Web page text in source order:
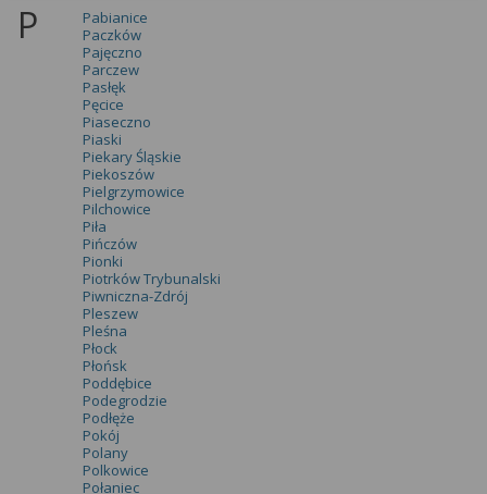
P
Pabianice
Paczków
Pajęczno
Parczew
Pasłęk
Pęcice
Piaseczno
Piaski
Piekary Śląskie
Piekoszów
Pielgrzymowice
Pilchowice
Piła
Pińczów
Pionki
Piotrków Trybunalski
Piwniczna-Zdrój
Pleszew
Pleśna
Płock
Płońsk
Poddębice
Podegrodzie
Podłęże
Pokój
Polany
Polkowice
Połaniec